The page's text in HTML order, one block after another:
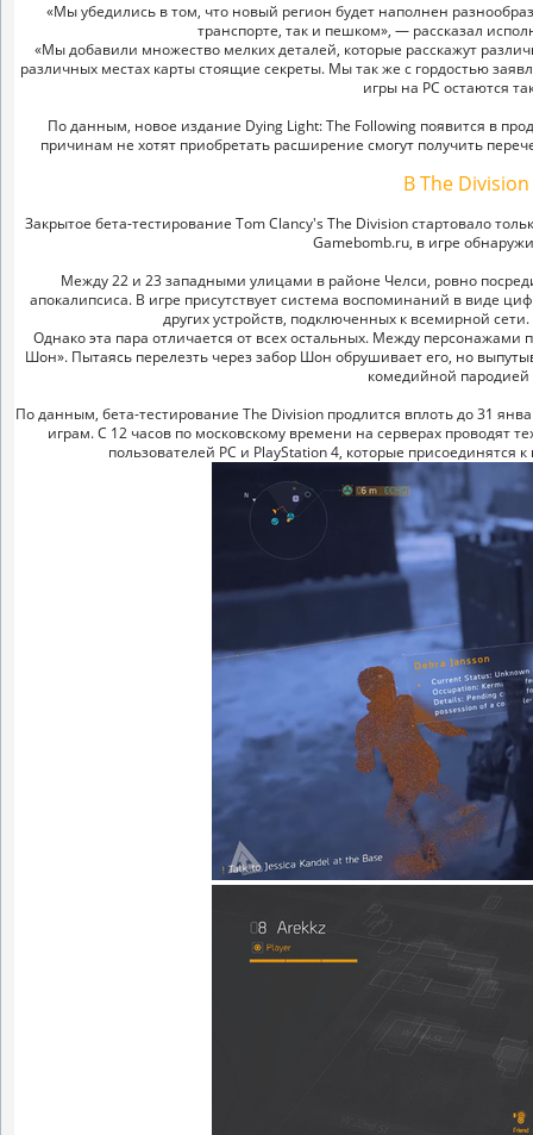
«Мы убедились в том, что новый регион будет наполнен
транспорте, так и пешком», — рассказал
«Мы добавили множество мелких деталей, которые расскажут
различных местах карты стоящие секреты. Мы так же с гордостью
игры на PC остаются
По данным, новое издание Dying Light: The Following появится в
причинам не хотят приобретать расширение смогут получить
В The
Закрытое бета-тестирование Tom Clancy's The Division стартовало
Gamebomb.ru, в игре
Между 22 и 23 западными улицами в районе Челси, ровно
апокалипсиса. В игре присутствует система воспоминаний в виде
других устройств, подключенных к всемирной
Однако эта пара отличается от всех остальных. Между
Шон». Пытаясь перелезть через забор Шон обрушивает его, но
комедийной
По данным, бета-тестирование The Division продлится вплоть до 31
играм. C 12 часов по московскому времени на серверах проводят
пользователей PC и PlayStation 4, которые